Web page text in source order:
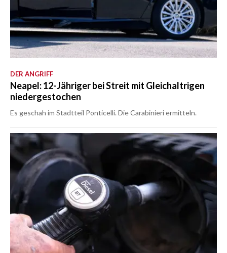
DER ANGRIFF
Neapel: 12-Jähriger bei Streit mit Gleichaltrigen
niedergestochen
Es geschah im Stadtteil Ponticelli. Die Carabinieri ermitteln.